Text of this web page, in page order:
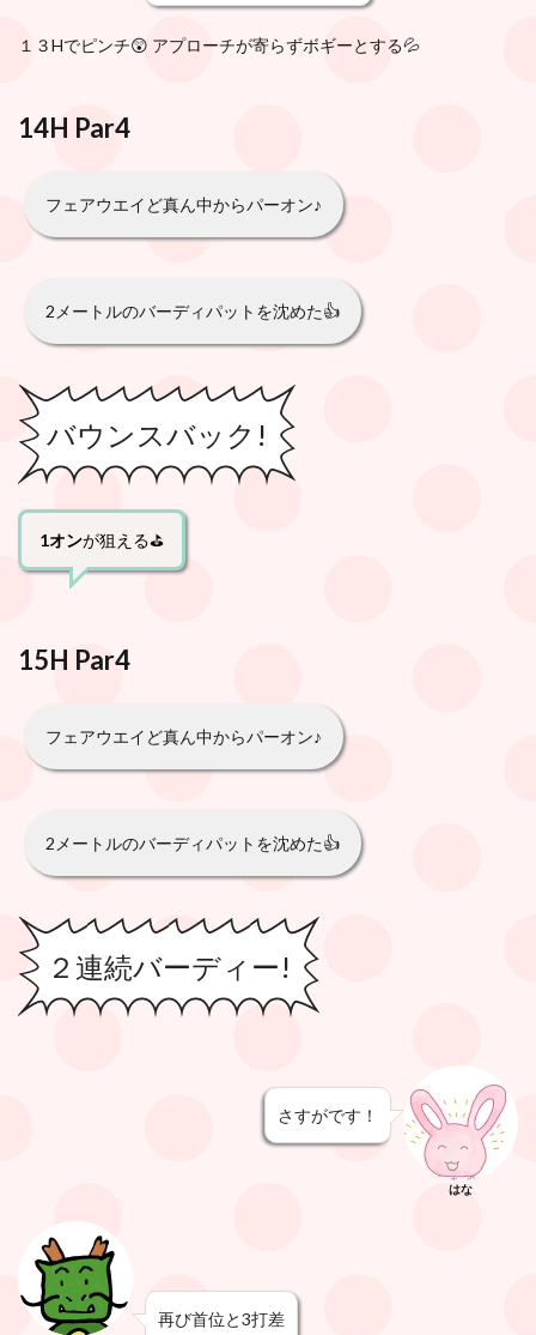
１３Hでピンチ😲 アプローチが寄らずボギーとする💦
14H Par4
フェアウエイど真ん中からパーオン♪
2メートルのバーディパットを沈めた👍
バウンスバック!
1オンが狙える⛳️
15H Par4
フェアウエイど真ん中からパーオン♪
2メートルのバーディパットを沈めた👍
２連続バーディー!
さすがです！
はな
再び首位と3打差